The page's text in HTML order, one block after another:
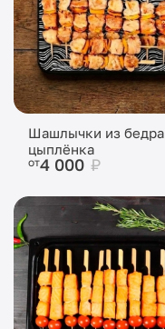
Шашлычки из бедра
цыплёнка
от4 000 ₽